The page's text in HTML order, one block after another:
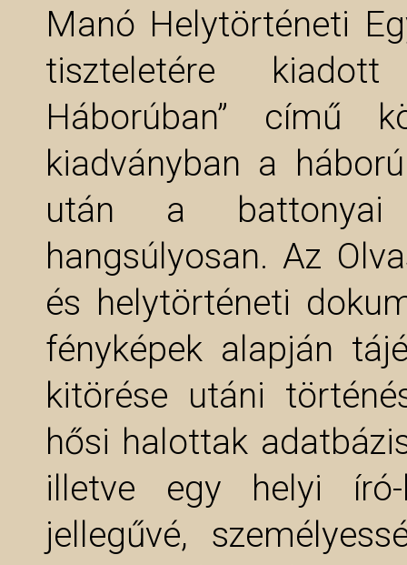
Manó Helytörténeti
tiszteletére
Háborúban” című
kiadványban a
után a battonyai
hangsúlyosan. Az
és helytörténeti
fényképek alapján
kitörése utáni
hősi halottak
illetve egy helyi
jellegűvé,